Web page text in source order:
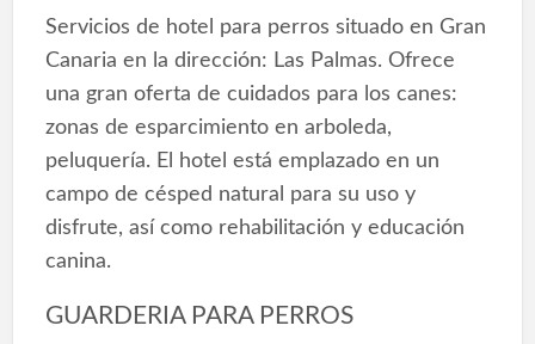
Servicios de hotel para perros situado en Gran
Canaria en la dirección: Las Palmas. Ofrece
una gran oferta de cuidados para los canes:
zonas de esparcimiento en arboleda,
peluquería. El hotel está emplazado en un
campo de césped natural para su uso y
disfrute, así como rehabilitación y educación
canina.
GUARDERIA PARA PERROS